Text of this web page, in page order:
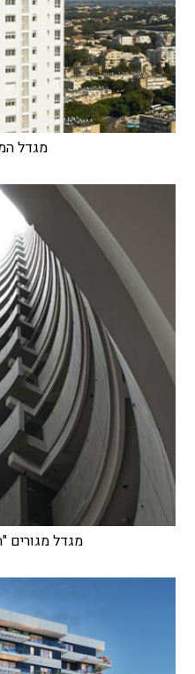
מגדל
מגדל מגורים